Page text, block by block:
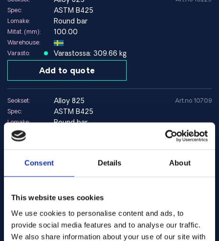
Consent Details About
This website uses cookies
We use cookies to personalise content and ads, to
provide social media features and to analyse our traffic.
We also share information about your use of our site with
Spec: ASTM B425
Lomake: Round bar
Mitat. (mm): 100.00
Warehouse:
Varasto:
Varastossa: 309.66 kg
Add to quote
Seokset: alloy 825
Spec: ASTM B425
Lomake: Round bar
Mitat. (mm):
Warehouse:
Art.no 10709
Seokset: alloy 825
Spec: ASTM B425
Lomake: Round bar
Mitat. (mm): 150.00